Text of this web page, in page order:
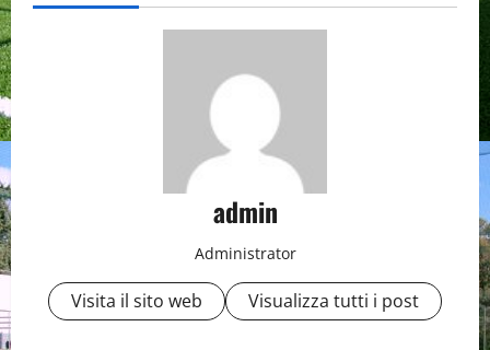
admin
Administrator
Visita il sito web Visualizza tutti i post